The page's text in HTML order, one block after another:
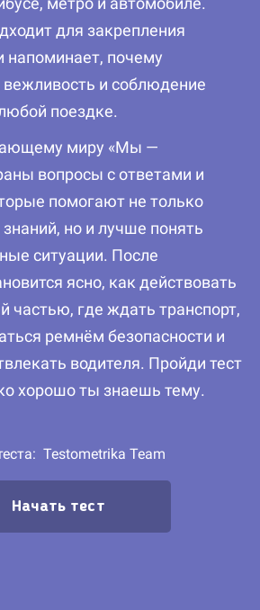
для закрепления
почему
вежливость и соблюдение
поездке.
миру «Мы —
вопросы с ответами и
помогают не только
но и лучше понять
ситуации. После
ясно, как действовать
частью, где ждать транспорт,
ремнём безопасности и
водителя. Пройди тест
хорошо ты знаешь тему.
Testometrika Team
Начать тест